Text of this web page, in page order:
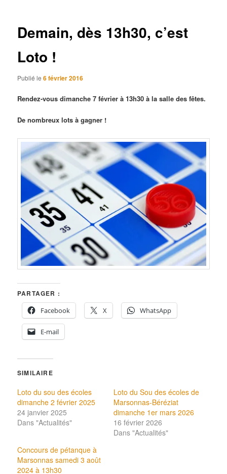
Demain, dès 13h30, c’est
Loto !
Publié le6 février 2016
Rendez-vous dimanche 7 février à 13h30 à la salle des fêtes.
De nombreux lots à gagner !
PARTAGER :
Facebook
X WhatsApp
E-mail
SIMILAIRE
Loto du sou des écoles
dimanche 2 février 2025
24 janvier 2025
Dans "Actualités"
Loto du Sou des écoles de
Marsonnas-Béréziat
dimanche 1er mars 2026
16 février 2026
Dans "Actualités"
Concours de pétanque à
Marsonnas samedi 3 août
2024 à 13h30